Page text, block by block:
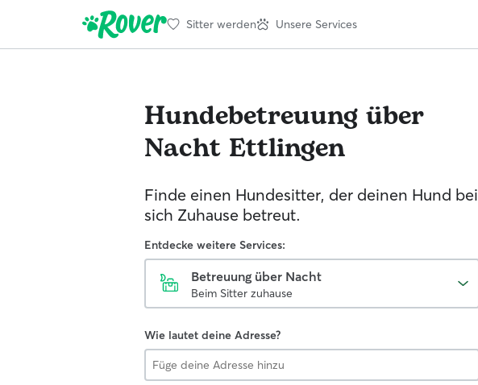
Sitter werden Unsere Services
Hundebetreuung über
Nacht Ettlingen
Finde einen Hundesitter, der deinen Hund bei
sich Zuhause betreut.
Entdecke weitere Services:
Betreuung über Nacht
Beim Sitter zuhause
Wie lautet deine Adresse?